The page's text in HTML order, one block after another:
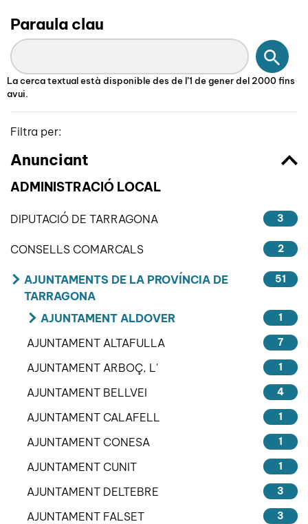
Paraula clau
La cerca textual està disponible des de l’1 de gener del 2000 fins
avui.
Filtra per:
Anunciant
ADMINISTRACIÓ LOCAL
DIPUTACIÓ DE TARRAGONA 3
CONSELLS COMARCALS 2
AJUNTAMENTS DE LA PROVÍNCIA DE
TARRAGONA
51
AJUNTAMENT ALDOVER 1
AJUNTAMENT ALTAFULLA 7
AJUNTAMENT ARBOÇ, L' 1
AJUNTAMENT BELLVEI 4
AJUNTAMENT CALAFELL 1
AJUNTAMENT CONESA 1
AJUNTAMENT CUNIT 1
AJUNTAMENT DELTEBRE 3
AJUNTAMENT FALSET 3